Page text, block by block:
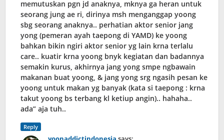
memutuskan pgn jd anaknya, mknya ga heran untuk
seorang jung ae ri, dirinya msh menganggap yoong
sbg seorang anaknya.. perhatian aktor senior jang
yong (pemeran ayah taepong di YAMD) ke yoong
bahkan bikin ngiri aktor senior yg lain krna terlalu
care.. kuatir krna yoong bnyk kegiatan dan badannya
semakin kurus, akhirnya jang yong smpe ngbawain
makanan buat yoong, & jang yong srg ngasih pesan ke
yoong untuk makan yg banyak (kata si taepong : krna
takut yoong bs terbang kl ketiup angin).. hahaha..
ada” aja tuh..
Reply